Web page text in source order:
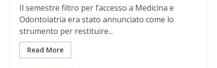
Il semestre filtro per l’accesso a Medicina e
Odontoiatria era stato annunciato come lo
strumento per restituire...
Read More